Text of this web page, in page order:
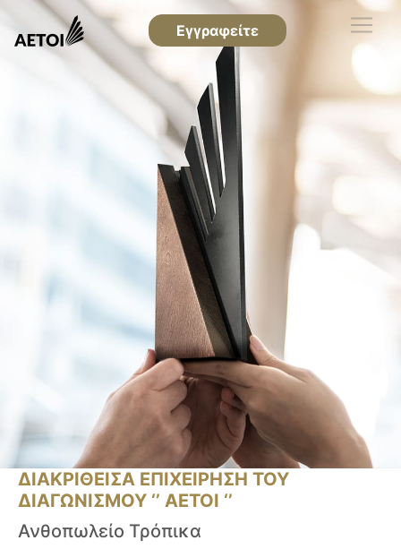
Εγγραφείτε
ΔΙΑΚΡΙΘΕΙΣΑ ΕΠΙΧΕΙΡΗΣΗ ΤΟΥ
ΔΙΑΓΩΝΙΣΜΟΥ ‘’ ΑΕΤΟΙ ‘’
Ανθοπωλείο Τρόπικα